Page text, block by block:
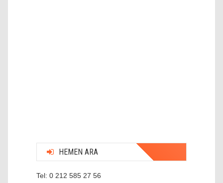
HEMEN ARA
Tel: 0 212 585 27 56